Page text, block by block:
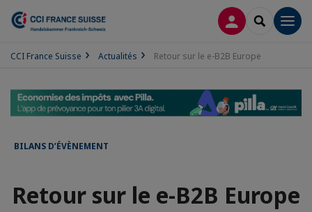
CONNEXION
CCI France Suisse Actualités Retour sur le e-B2B Europe
BILANS D’ÉVÈNEMENT
Retour sur le e-B2B Europe